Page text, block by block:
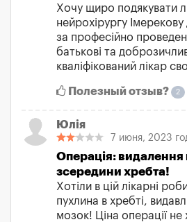
Хочу щиро подякувати
нейрохірургу
за професійно
батькові та
кваліфікований лікар
Полезный отзыв? 2
Юлія
7 июня, 2023
Операція: видалення
зсередини хребта!
Хотіли в цій лікарні
пухлина в хребті,
мозок! Ціна операції